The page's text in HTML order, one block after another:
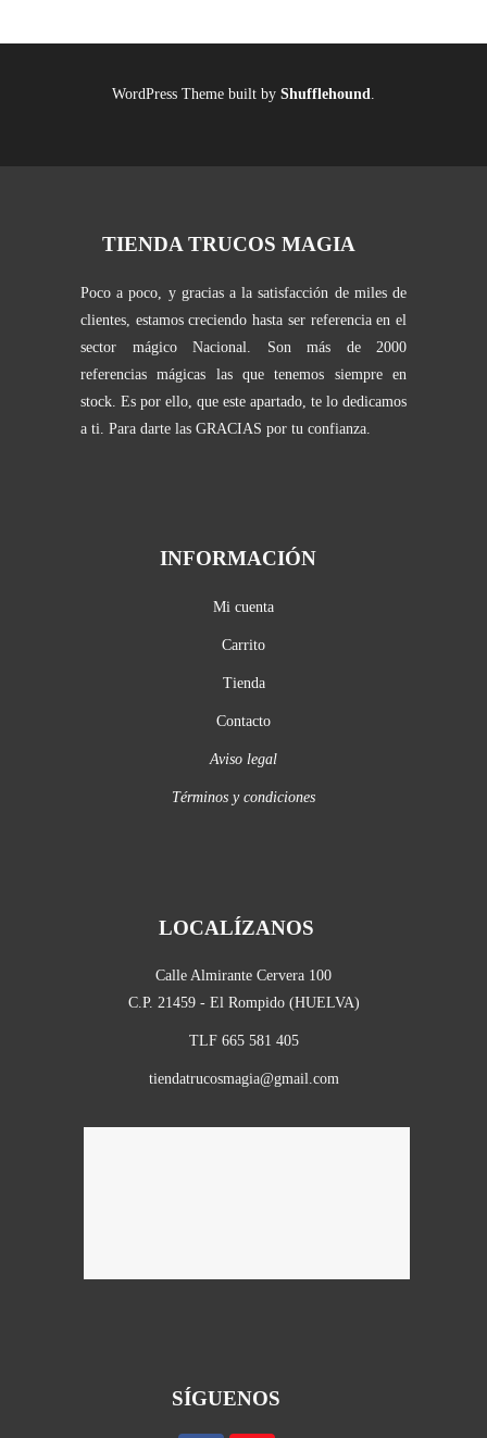
WordPress Theme built by Shufflehound
TIENDA TRUCOS MAGIA
Poco a poco, y gracias a la satisfacción de miles de
clientes, estamos creciendo hasta ser referencia en el
sector mágico Nacional. Son más de 2000
referencias mágicas las que tenemos siempre en
stock. Es por ello, que este apartado, te lo dedicamos
a ti. Para darte las GRACIAS por tu confianza.
INFORMACIÓN
Mi cuenta
Carrito
Tienda
Contacto
Aviso legal
Términos y condiciones
LOCALÍZANOS
Calle Almirante Cervera 100
C.P. 21459 - El Rompido (HUELVA)
TLF 665 581 405
tiendatrucosmagia@gmail.com
SÍGUENOS